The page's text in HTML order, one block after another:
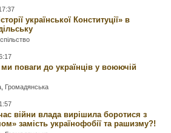
української Конституції» в
поваги до українців у воюючій
Громадянська
війни влада вирішила боротися з
замість українофобії та рашизму?!